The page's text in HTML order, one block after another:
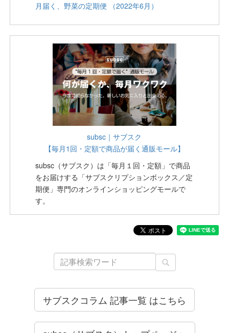
月届く、野菜の定期便 （2022年6月）
subsc｜サブスク
【毎月1回・定額で商品が届く通販モール】
subsc（サブスク）は「毎月１回・定額」で商品
をお届けする「サブスクリプションボックス／定
期便」専門のオンラインショッピングモールで
す。
サブスクコラム 記事一覧 はこちら